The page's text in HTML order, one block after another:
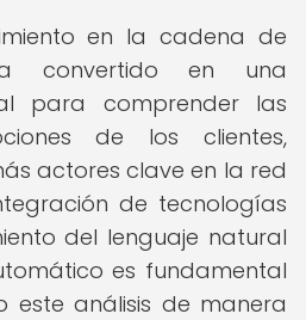
en la cadena de
convertido en una
para comprender las
de los clientes,
actores clave en la red
de tecnologías
del lenguaje natural
es fundamental
análisis de manera